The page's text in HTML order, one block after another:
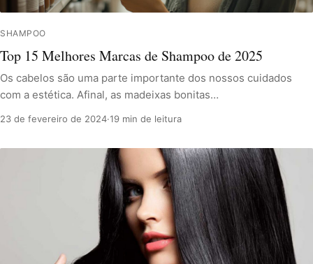
SHAMPOO
Top 15 Melhores Marcas de Shampoo de 2025
Os cabelos são uma parte importante dos nossos cuidados
com a estética. Afinal, as madeixas bonitas…
23 de fevereiro de 2024·19 min de leitura